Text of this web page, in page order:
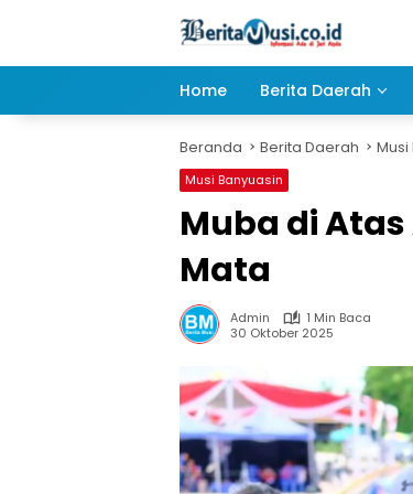
Home Berita Daerah
Beranda Berita Daerah Musi
Musi Banyuasin
Muba di
Mata
Admin
1 Min Baca
30 Oktober 2025